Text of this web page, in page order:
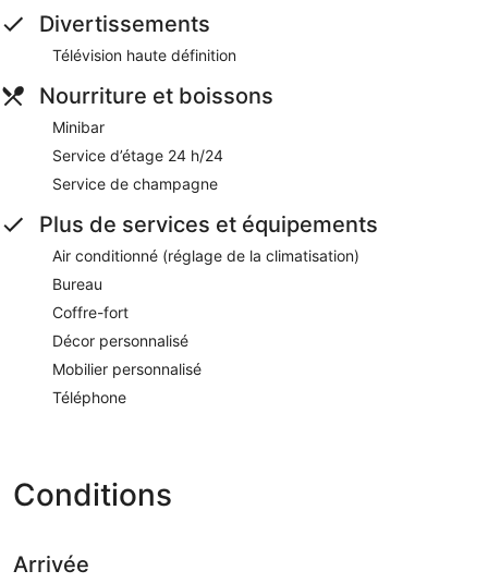
Divertissements
Télévision haute définition
Nourriture et boissons
Minibar
Service d’étage 24 h/24
Service de champagne
Plus de services et équipements
Air conditionné (réglage de la climatisation)
Bureau
Coffre-fort
Décor personnalisé
Mobilier personnalisé
Téléphone
Conditions
Arrivée